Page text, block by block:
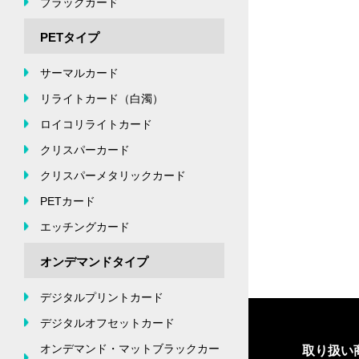
PETタイプ
サーマルカード
リライトカード（白濁）
ロイコリライトカード
クリスパーカード
クリスパーメタリックカード
PETカード
エッチングカード
オンデマンドタイプ
デジタルプリントカード
デジタルオフセットカード
オンデマンド・マットブラックカー
取り扱い